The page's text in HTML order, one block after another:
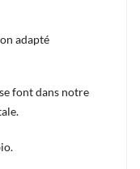
adapté
font dans notre